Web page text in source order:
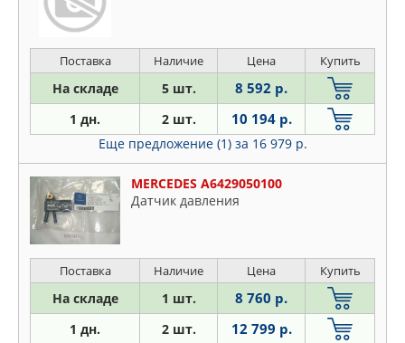
Поставка Наличие Цена Купить
На складе 5 шт. 8 592 р.
1 дн. 2 шт. 10 194 р.
Еще предложение (1) за 16 979 р.
MERCEDES A6429050100
Датчик давления
Поставка Наличие Цена Купить
На складе 1 шт. 8 760 р.
1 дн. 2 шт. 12 799 р.